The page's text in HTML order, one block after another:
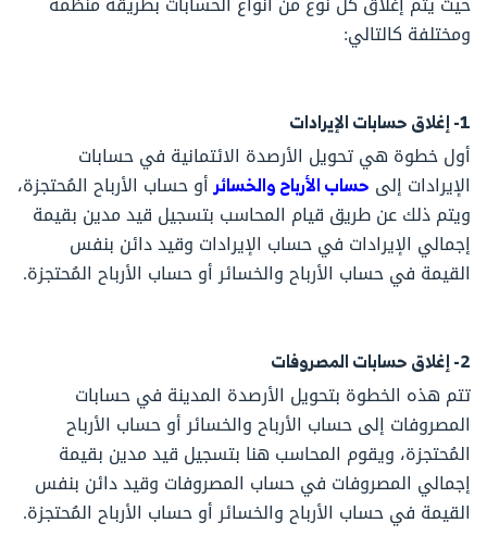
ومختلفة كالتالي:
1- إغلاق حسابات الإيرادات
أول خطوة هي تحويل الأرصدة الائتمانية في حسابات
الإيرادات إلى حساب الأرباح والخسائرأو حساب الأرباح المُحتجزة،
ويتم ذلك عن طريق قيام المحاسب بتسجيل قيد مدين بقيمة
إجمالي الإيرادات في حساب الإيرادات وقيد دائن بنفس
القيمة في حساب الأرباح والخسائر أو حساب الأرباح المُحتجزة.
2- إغلاق حسابات المصروفات
تتم هذه الخطوة بتحويل الأرصدة المدينة في حسابات
المصروفات إلى حساب الأرباح والخسائر أو حساب الأرباح
المُحتجزة، ويقوم المحاسب هنا بتسجيل قيد مدين بقيمة
إجمالي المصروفات في حساب المصروفات وقيد دائن بنفس
القيمة في حساب الأرباح والخسائر أو حساب الأرباح المُحتجزة.